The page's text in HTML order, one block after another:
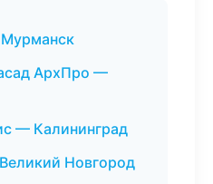
АрхПро —
— Калининград
Новгород